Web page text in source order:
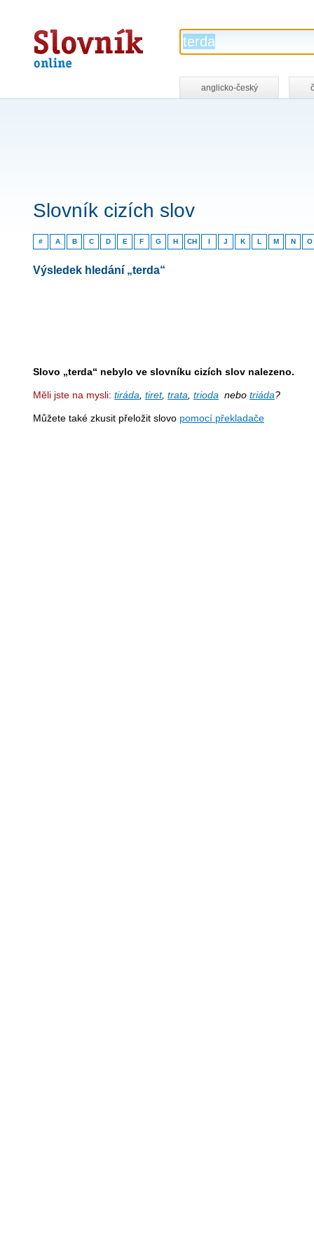
Slovník
online
anglicko-český
Slovník cizích slov
# A B C D E F G H CH I J K L M N O
Výsledek hledání „terda“
Slovo „terda“ nebylo ve slovníku cizích slov nalezeno.
Měli jste na mysli: tiráda, tiret, trata, trioda nebo triáda?
Můžete také zkusit přeložit slovo pomocí překladače